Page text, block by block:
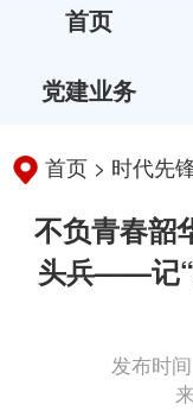
首页
党建业务
首页 > 时代先
不负青春韶
头兵——记“
发布时